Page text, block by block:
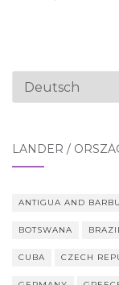
Sprache
LÄNDER /
ANTIGUA AND
BOTSWANA
CUBA CZECH